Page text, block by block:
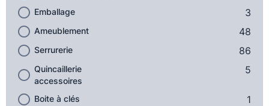
Emballage 3
Ameublement 48
Serrurerie 86
Quincaillerie
accessoires
5
Boite à clés 1